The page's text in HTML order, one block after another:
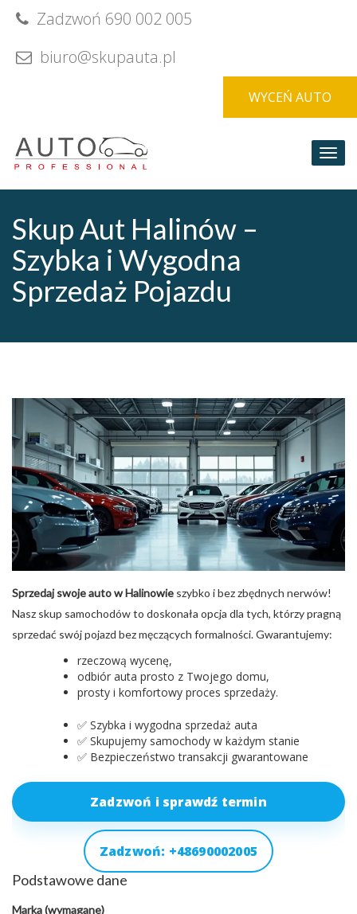
Zadzwoń 690 002 005
biuro@skupauta.pl
WYCEŃ AUTO
Skup Aut Halinów –
Szybka i Wygodna
Sprzedaż Pojazdu
Sprzedaj swoje auto w Halinowie szybko i bez zbędnych nerwów!
Nasz skup samochodów to doskonała opcja dla tych, którzy pragną
sprzedać swój pojazd bez męczących formalności. Gwarantujemy:
rzeczową wycenę,
odbiór auta prosto z Twojego domu,
prosty i komfortowy proces sprzedaży.
✅ Szybka i wygodna sprzedaż auta
✅ Skupujemy samochody w każdym stanie
✅ Bezpieczeństwo transakcji gwarantowane
Zadzwoń i sprawdź termin
Zadzwoń: +48690002005
Podstawowe dane
Marka (wymagane)